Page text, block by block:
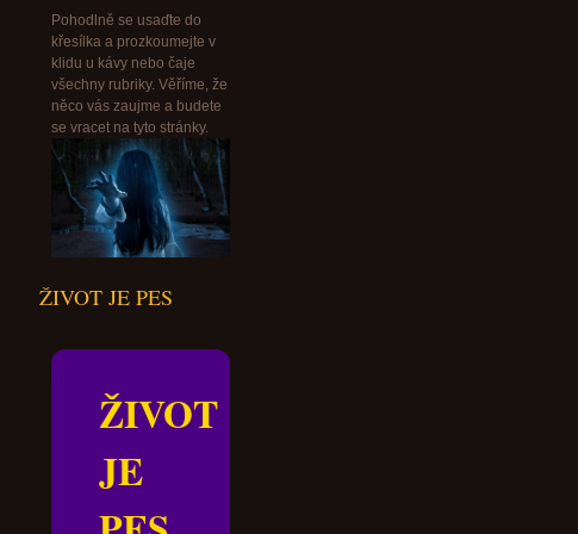
Pohodlně se usaďte do
křesílka a prozkoumejte v
klidu u kávy nebo čaje
všechny rubriky. Věříme, že
něco vás zaujme a budete
se vracet na tyto stránky.
ŽIVOT JE PES
ŽIVOT
JE